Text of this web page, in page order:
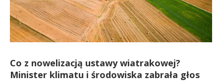
Co z nowelizacją ustawy wiatrakowej?
Minister klimatu i środowiska zabrała głos